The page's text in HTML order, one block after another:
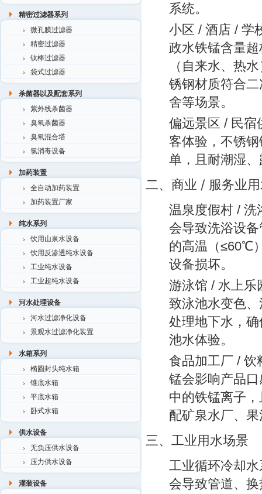
精密过滤器系列
微孔膜过滤器
精密过滤器
钛棒过滤器
袋式过滤器
杀菌器以及配套系列
紫外线杀菌器
臭氧杀菌器
臭氧混合塔
氯消毒设备
加药装置
全自动加药装置
加药装置厂家
纯水系列
饮用山泉水设备
饮用反渗透纯水设备
工业纯水设备
工业超纯水设备
河水处理设备
河水过滤净化设备
景观水过滤净化装置
水箱系列
椭圆封头纯水箱
锥底水箱
平底水箱
卧式水箱
供水设备
无负压供水设备
压力供水设备
灌装设备
系统。
小区 / 酒店 / 学
政水铁锰含量
（自来水、热
锈钢材质符合
舍等场景。
偏远景区 / 民宿
客体验，不锈
单，且耐潮湿
二、商业 / 服务业
温泉度假村 / 洗
会导致洗浴设
的高温（≤60℃
设备损坏。
游泳馆 / 水上乐
致泳池水变色
处理地下水，
池水体验。
食品加工厂 / 饮
锰会影响产品
中的铁锰离子
配矿泉水厂、
三、工业用水场景
工业循环冷却水
会导致管道、